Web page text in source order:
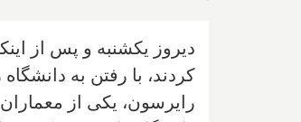
دیروز یکشنبه و پس از
کردند، با رفتن به
رایرسون، یکی از